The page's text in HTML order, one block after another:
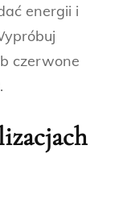
energii i
czerwone